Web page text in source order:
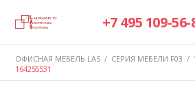
+7 495 109-56-
ОФИСНАЯ МЕБЕЛЬ LAS / СЕРИЯ МЕБЕЛИ F03 /
164255531